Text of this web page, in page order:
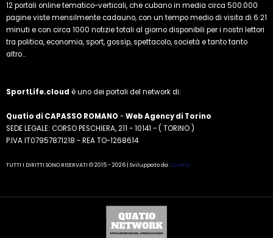
12 portali online tematico-verticali, che cubano in media circa 500.000
pagine viste mensilmente cadauno, con un tempo medio di visita di 6:21
minuti e con circa 1000 notizie totali al giorno disponibili per i nostri lettori
tra politica, economia, sport, gossip, spettacolo, società e tanto tanto
altro...
SportLife.cloud è uno dei portali del network di:
Quatio di CAPASSO ROMANO -Web Agency di Torino
SEDE LEGALE: CORSO PESCHIERA, 211 - 10141 - ( TORINO )
P.IVA IT07957871218 - REA TO-1268614
TUTTI I DIRITTI SONO RISERVATI © 2015 - 2026 | Sviluppato da:Quatio